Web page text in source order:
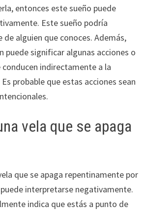
entonces este sueño puede
Este sueño podría
alguien que conoces. Además,
puede significar algunas acciones o
indirectamente a la
probable que estas acciones sean
vela que se apaga
que se apaga repentinamente por
interpretarse negativamente.
indica que estás a punto de